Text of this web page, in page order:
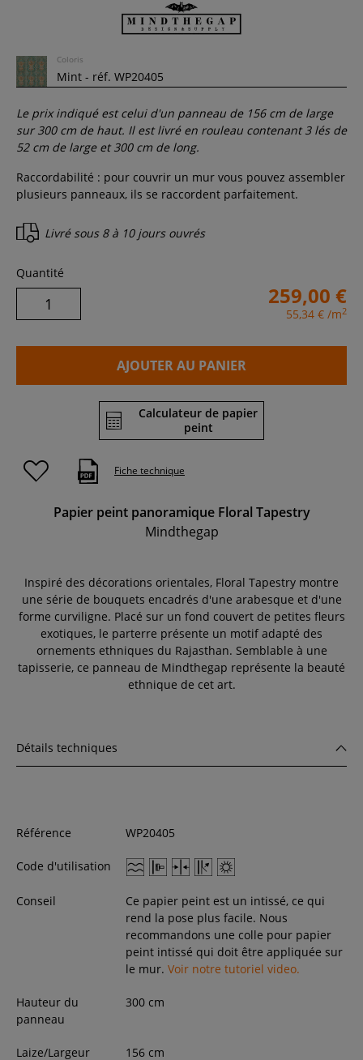
Coloris
Le prix indiqué est celui d'un panneau de 156cm de large
sur 300cm de haut. Il est livré en rouleau contenant3lés de
52 cm de large et300cm de long.
Raccordabilité : pour couvrir un mur vous pouvez assembler
plusieurs panneaux, ils se raccordent parfaitement.
Livré sous 8 à 10 jours ouvrés
Quantité
259,00 €
55,34 € /m2
AJOUTER AU PANIER
Calculateur de papier
peint
Fiche technique
Papier peint panoramique Floral Tapestry
Mindthegap
Inspiré des décorations orientales, Floral Tapestry montre
une série de bouquets encadrés d'une arabesque et d'une
forme curviligne. Placé sur un fond couvert de petites fleurs
exotiques, le parterre présente un motif adapté des
ornements ethniques du Rajasthan. Semblable à une
tapisserie, ce panneau de Mindthegap représente la beauté
ethnique de cet art.
Détails techniques
Référence WP20405
Code d'utilisation
Conseil
Ce papier peint est un intissé, ce qui
rend la pose plus facile. Nous
recommandons une colle pour papier
peint intissé qui doit être appliquée sur
le mur. Voir notre tutoriel video.
Hauteur du
panneau
300 cm
Laize/Largeur 156 cm